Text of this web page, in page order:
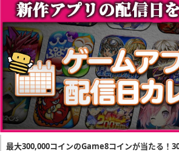
最大300,000コインのGame8コインが当たる！